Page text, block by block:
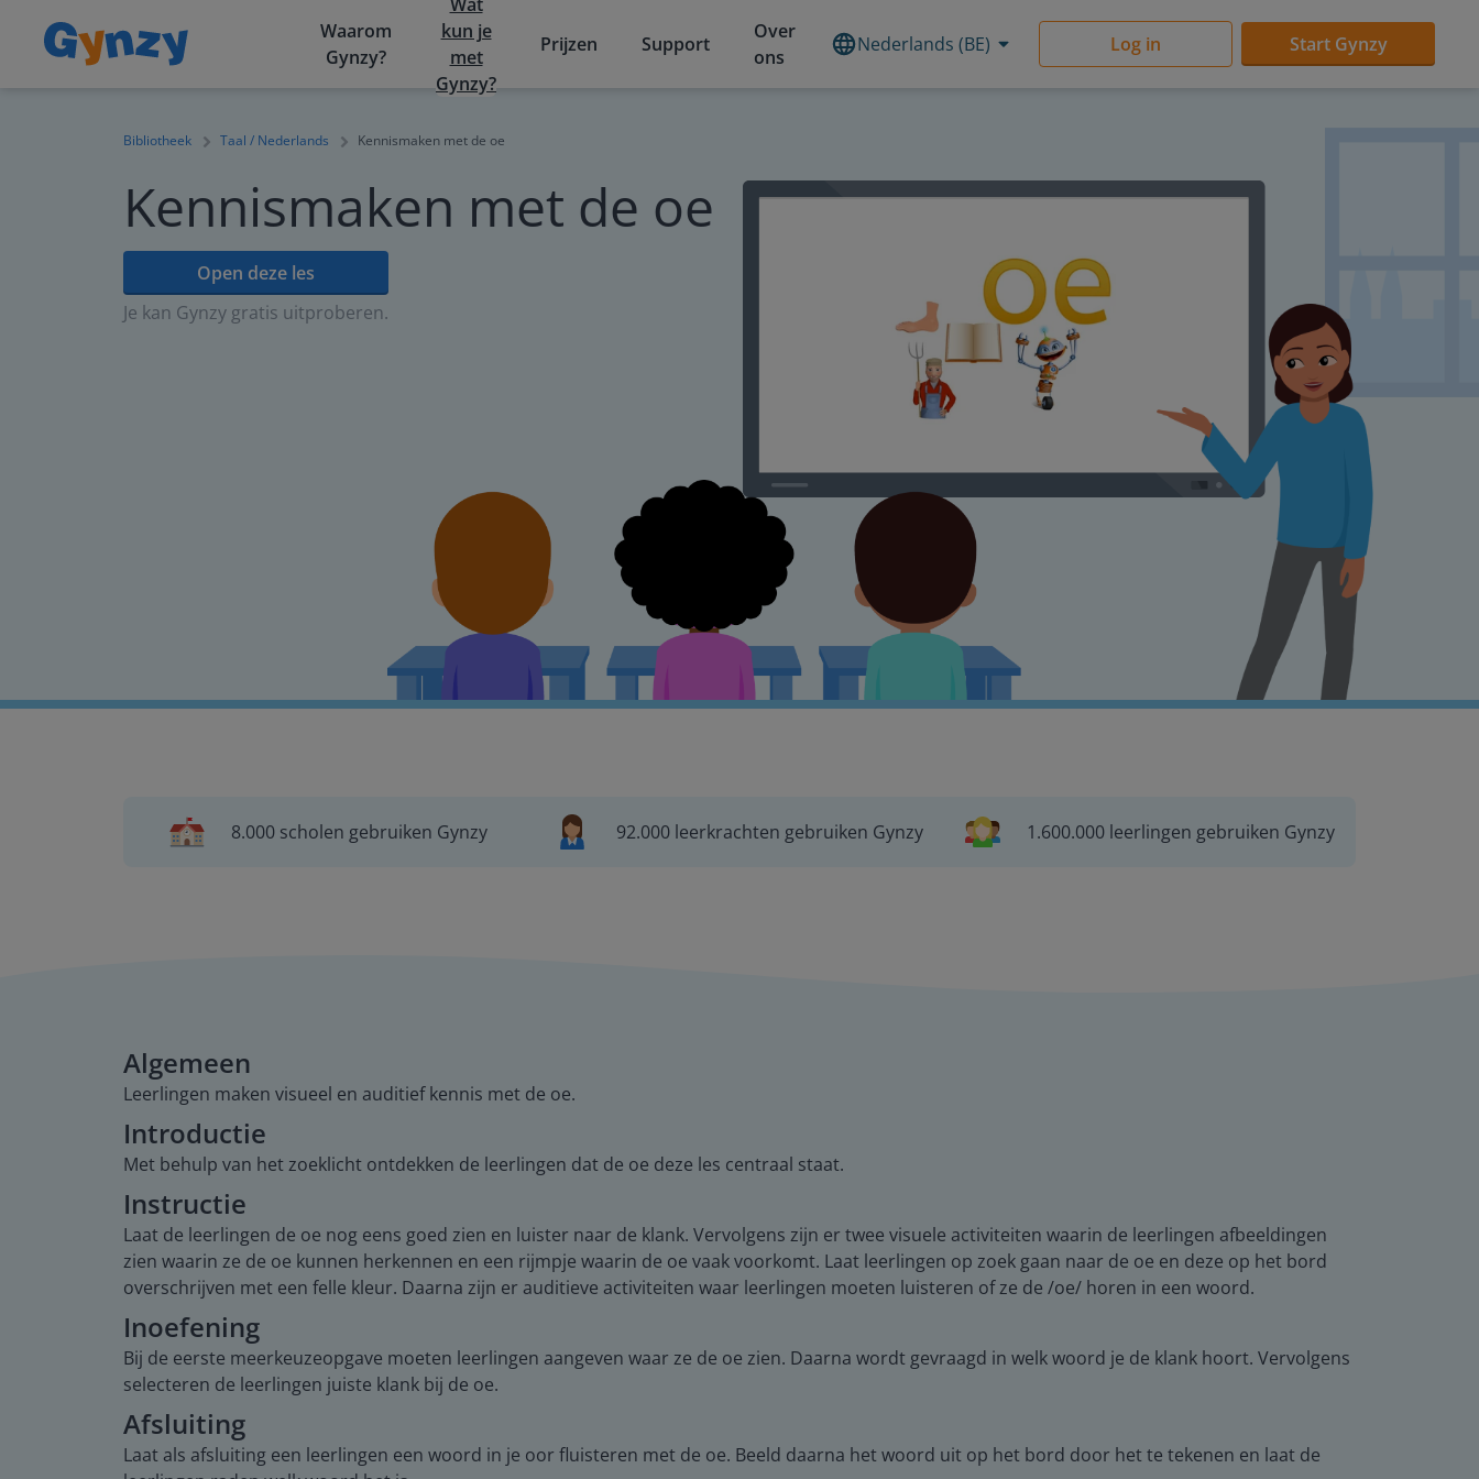
Waarom
Gynzy?
kun je
met
Gynzy?
Prijzen Support
Over
ons
Nederlands (BE) Log in Start Gynzy
Bibliotheek Taal / Nederlands Kennismaken met de oe
Kennismaken met de oe
Open deze les
Je kan Gynzy gratis uitproberen.
8.000 scholen gebruiken Gynzy 92.000 leerkrachten gebruiken Gynzy 1.600.000 leerlingen gebruiken Gynzy
Algemeen
Leerlingen maken visueel en auditief kennis met de oe.
Introductie
Met behulp van het zoeklicht ontdekken de leerlingen dat de oe deze les centraal staat.
Instructie
Laat de leerlingen de oe nog eens goed zien en luister naar de klank. Vervolgens zijn er twee visuele activiteiten waarin de leerlingen afbeeldingen
zien waarin ze de oe kunnen herkennen en een rijmpje waarin de oe vaak voorkomt. Laat leerlingen op zoek gaan naar de oe en deze op het bord
overschrijven met een felle kleur. Daarna zijn er auditieve activiteiten waar leerlingen moeten luisteren of ze de /oe/ horen in een woord.
Inoefening
Bij de eerste meerkeuzeopgave moeten leerlingen aangeven waar ze de oe zien. Daarna wordt gevraagd in welk woord je de klank hoort. Vervolgens
selecteren de leerlingen juiste klank bij de oe.
Afsluiting
Laat als afsluiting een leerlingen een woord in je oor fluisteren met de oe. Beeld daarna het woord uit op het bord door het te tekenen en laat de